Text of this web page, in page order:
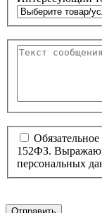
152ФЗ. Выражаю
персональных